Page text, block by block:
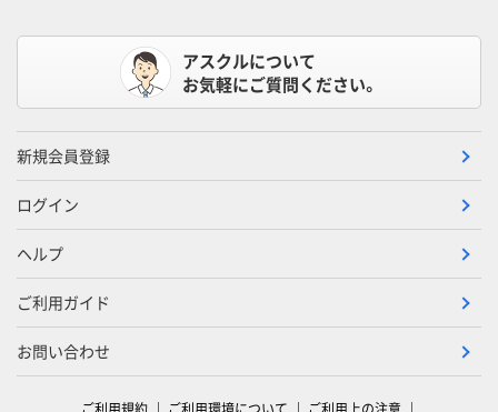
アスクルについて
お気軽にご質問ください。
新規会員登録
ログイン
ヘルプ
ご利用ガイド
お問い合わせ